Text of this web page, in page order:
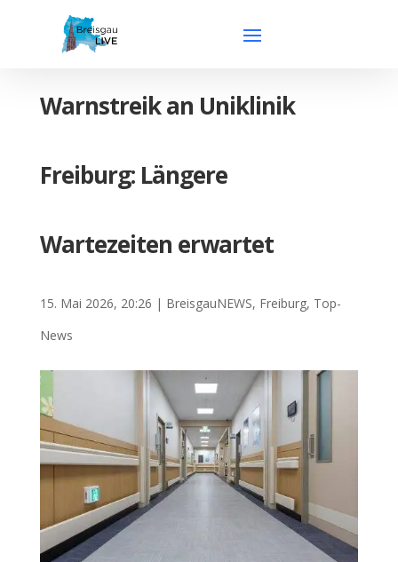
Warnstreik an Uniklinik
Freiburg: Längere
Wartezeiten erwartet
15. Mai 2026, 20:26 | BreisgauNEWS, Freiburg, Top-
News